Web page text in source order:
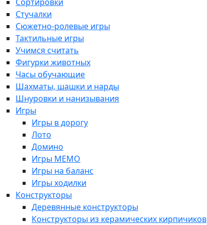
Стучалки
Сюжетно-ролевые игры
Тактильные игры
Учимся считать
Фигурки животных
Часы обучающие
Шахматы, шашки и нарды
Шнуровки и нанизывания
Игры
Игры в дорогу
Лото
Домино
Игры МЕМО
Игры на баланс
Игры ходилки
Конструкторы
Деревянные конструкторы
Конструкторы из керамических кирпичиков